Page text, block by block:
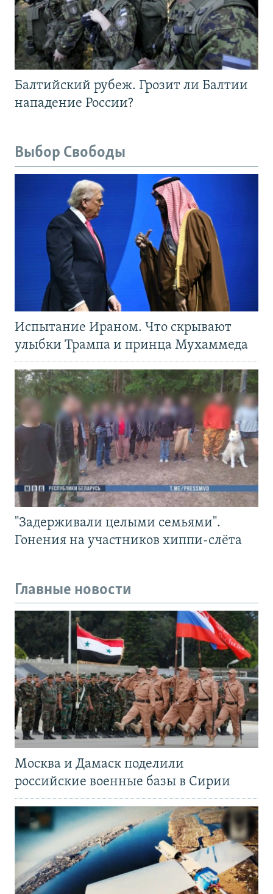
Балтийский рубеж. Грозит ли Балтии
нападение России?
Выбор Свободы
Испытание Ираном. Что скрывают
улыбки Трампа и принца Мухаммеда
"Задерживали целыми семьями".
Гонения на участников хиппи-слёта
Главные новости
Москва и Дамаск поделили
российские военные базы в Сирии